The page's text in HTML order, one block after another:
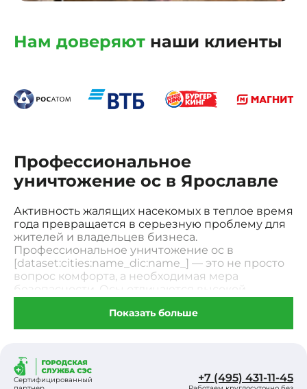
Нам доверяют наши клиенты
Профессиональное
уничтожение ос в Ярославле
Активность жалящих насекомых в теплое время
года превращается в серьезную проблему для
жителей и владельцев бизнеса.
Профессиональное уничтожение ос в
[dataset:cities:name_dic:name_] — это не просто
вопрос комфорта, а необходимая мера
безопасности. Осы отличаются высокой
видимой причины, защищая свою территорию
в радиусе нескольких десятков метров. Укусы
спровоцировать анафилактический шок даже у
людей, не склонных к аллергии.
Самостоятельные попытки убрать гнездо часто
Показать больше
Сертифицированный
+7 (495) 431-11-45